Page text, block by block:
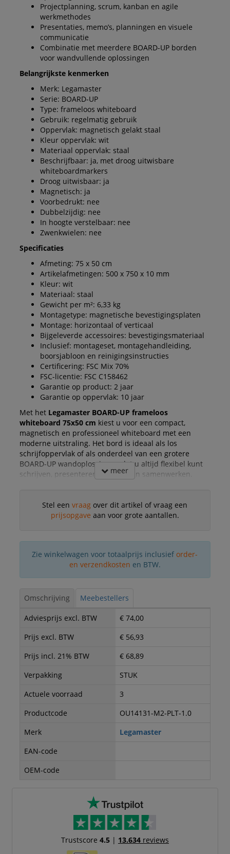
Projectplanning, scrum, kanban en agile
werkmethodes
Presentaties, memo’s, planningen en visuele
communicatie
Combinatie met meerdere BOARD-UP borden
voor wandvullende oplossingen
Belangrijkste kenmerken
Merk: Legamaster
Serie: BOARD-UP
Type: frameloos whiteboard
Gebruik: regelmatig gebruik
Oppervlak: magnetisch gelakt staal
Kleur oppervlak: wit
Materiaal oppervlak: staal
Beschrijfbaar: ja, met droog uitwisbare
whiteboardmarkers
Droog uitwisbaar: ja
Magnetisch: ja
Voorbedrukt: nee
Dubbelzijdig: nee
In hoogte verstelbaar: nee
Zwenkwielen: nee
Specificaties
Afmeting: 75 x 50 cm
Artikelafmetingen: 500 x 750 x 10 mm
Kleur: wit
Materiaal: staal
Gewicht per m²: 6,33 kg
Montagetype: magnetische bevestigingsplaten
Montage: horizontaal of verticaal
Bijgeleverde accessoires: bevestigingsmateriaal
Inclusief: montageset, montagehandleiding,
boorsjabloon en reinigingsinstructies
Certificering: FSC Mix 70%
FSC-licentie: FSC C158462
Garantie op product: 2 jaar
Garantie op oppervlak: 10 jaar
Met het Legamaster BOARD-UP frameloos
whiteboard 75x50 cm kiest u voor een compact,
magnetisch en professioneel whiteboard met een
moderne uitstraling. Het bord is ideaal als los
schrijfoppervlak of als onderdeel van een grotere
BOARD-UP wandoplossing, zodat u altijd flexibel kunt
schrijven, presenteren, plannen en samenwerken.
meer
Stel eenvraag over dit artikel of vraag een
prijsopgave aan voor grote aantallen.
Zie winkelwagen voor totaalprijs inclusief order-
en verzendkosten en BTW.
Omschrijving Meebestellers
Adviesprijs excl. BTW
€ 74,00
Prijs excl. BTW
€ 56,93
Prijs incl. 21% BTW
€ 68,89
Verpakking
STUK
Actuele voorraad
3
Productcode
OU14131-M2-PLT-1.0
Merk
Legamaster
EAN-code
OEM-code
Trustscore 4.5| 13.634reviews